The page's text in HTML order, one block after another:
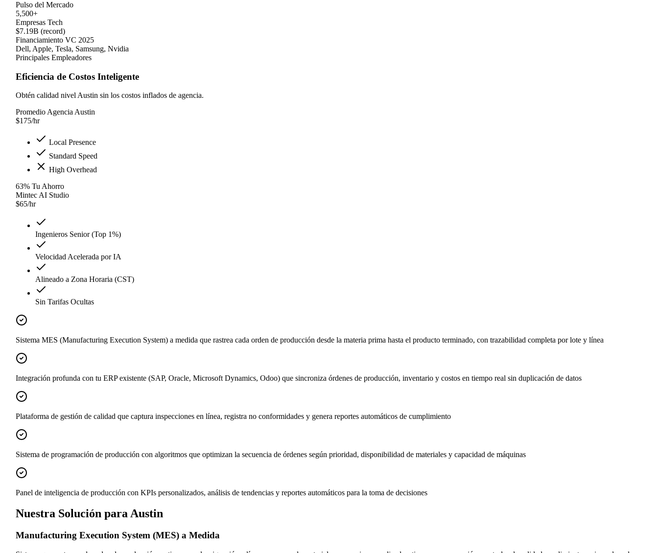
Pulso del Mercado
5,500+
Empresas Tech
$7.19B (record)
Financiamiento VC 2025
Dell, Apple, Tesla, Samsung, Nvidia
Principales Empleadores
Eficiencia de Costos Inteligente
Obtén calidad nivel Austin sin los costos inflados de agencia.
Promedio Agencia Austin
$175/hr
Local Presence
Standard Speed
High Overhead
63% Tu Ahorro
Mintec AI Studio
$65/hr
Ingenieros Senior (Top 1%)
Velocidad Acelerada por IA
Alineado a Zona Horaria (CST)
Sin Tarifas Ocultas
Sistema MES (Manufacturing Execution System) a medida que rastrea cada orden de producción desde la materia prima hasta el producto terminado, con trazabilidad completa por lote y línea
Integración profunda con tu ERP existente (SAP, Oracle, Microsoft Dynamics, Odoo) que sincroniza órdenes de producción, inventario y costos en tiempo real sin duplicación de datos
Plataforma de gestión de calidad que captura inspecciones en línea, registra no conformidades y genera reportes automáticos de cumplimiento
Sistema de programación de producción con algoritmos que optimizan la secuencia de órdenes según prioridad, disponibilidad de materiales y capacidad de máquinas
Panel de inteligencia de producción con KPIs personalizados, análisis de tendencias y reportes automáticos para la toma de decisiones
Nuestra Solución para Austin
Manufacturing Execution System (MES) a Medida